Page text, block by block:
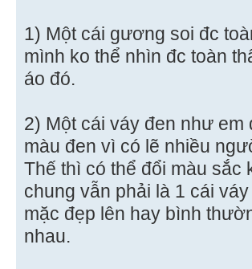
1) Một cái gương soi đc
mình ko thể nhìn đc toàn
áo đó.
2) Một cái váy đen như em
màu đen vì có lẽ nhiều
Thế thì có thể đổi màu sắc
chung vẫn phải là 1 cái
mặc đẹp lên hay bình
nhau.